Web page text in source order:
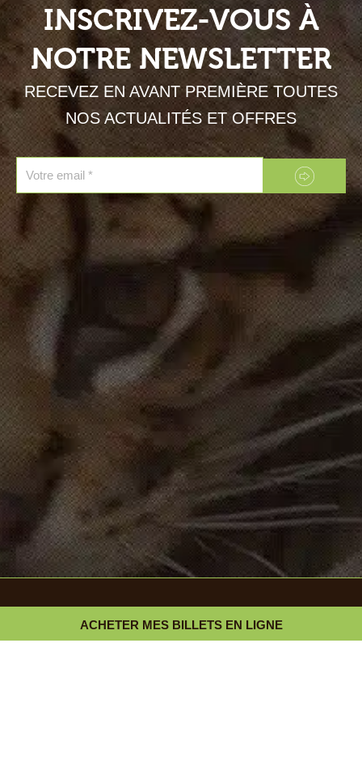
ACHETER MES BILLETS EN LIGNE
INSCRIVEZ-VOUS À
NOTRE NEWSLETTER
RECEVEZ EN AVANT PREMIÈRE TOUTES
NOS ACTUALITÉS ET OFFRES
Envoyer